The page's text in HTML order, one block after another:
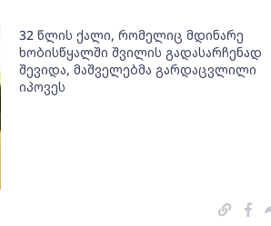
32 წლის ქალი, რომელიც მდინარე
ხობისწყალში შვილის გადასარჩენად
შევიდა, მაშველებმა გარდაცვლილი
იპოვეს